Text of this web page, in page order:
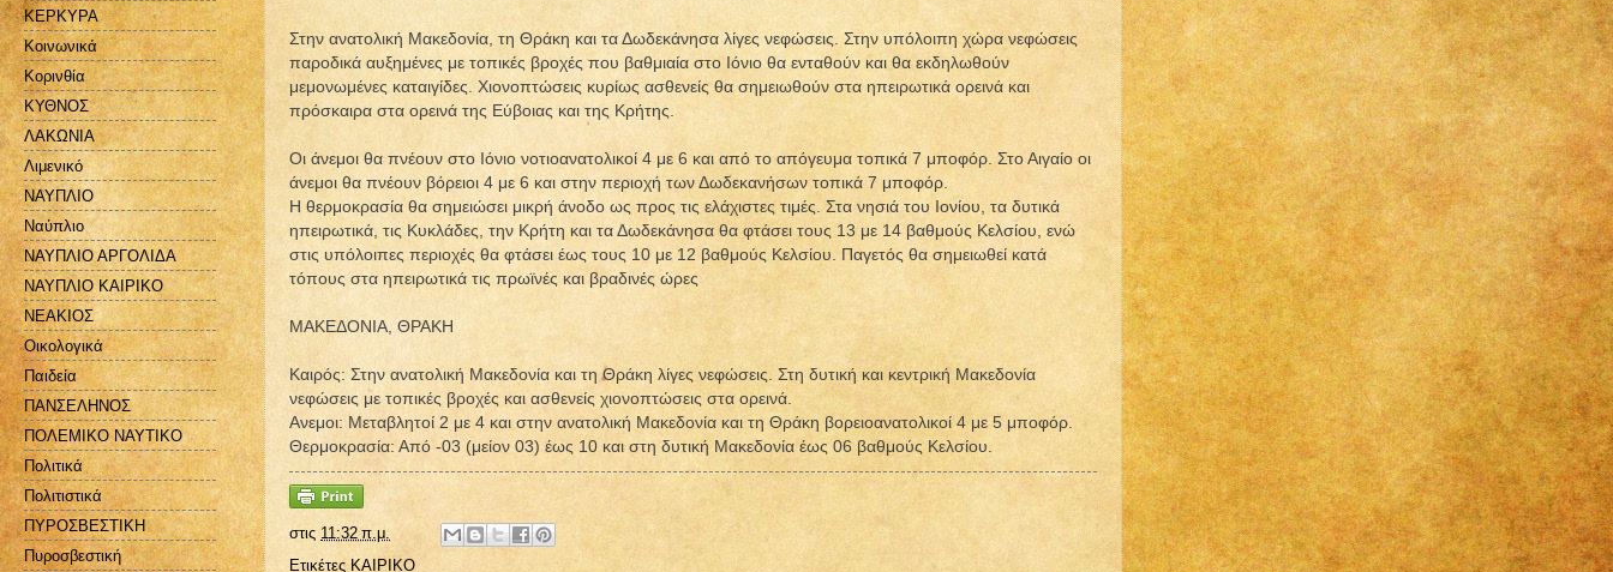
Στην ανατολική Μακεδονία, τη Θράκη και τα Δωδεκάνησα λίγες νεφώσεις. Στην υπόλοιπη χώρα νεφώσεις
παροδικά αυξημένες με τοπικές βροχές που βαθμιαία στο Ιόνιο θα ενταθούν και θα εκδηλωθούν
μεμονωμένες καταιγίδες. Χιονοπτώσεις κυρίως ασθενείς θα σημειωθούν στα ηπειρωτικά ορεινά και
πρόσκαιρα στα ορεινά της Εύβοιας και της Κρήτης.
Οι άνεμοι θα πνέουν στο Ιόνιο νοτιοανατολικοί 4 με 6 και από το απόγευμα τοπικά 7 μποφόρ. Στο Αιγαίο οι
άνεμοι θα πνέουν βόρειοι 4 με 6 και στην περιοχή των Δωδεκανήσων τοπικά 7 μποφόρ.
Η θερμοκρασία θα σημειώσει μικρή άνοδο ως προς τις ελάχιστες τιμές. Στα νησιά του Ιονίου, τα δυτικά
ηπειρωτικά, τις Κυκλάδες, την Κρήτη και τα Δωδεκάνησα θα φτάσει τους 13 με 14 βαθμούς Κελσίου, ενώ
στις υπόλοιπες περιοχές θα φτάσει έως τους 10 με 12 βαθμούς Κελσίου. Παγετός θα σημειωθεί κατά
τόπους στα ηπειρωτικά τις πρωϊνές και βραδινές ώρες
ΜΑΚΕΔΟΝΙΑ, ΘΡΑΚΗ
Καιρός: Στην ανατολική Μακεδονία και τη Θράκη λίγες νεφώσεις. Στη δυτική και κεντρική Μακεδονία
νεφώσεις με τοπικές βροχές και ασθενείς χιονοπτώσεις στα ορεινά.
Ανεμοι: Μεταβλητοί 2 με 4 και στην ανατολική Μακεδονία και τη Θράκη βορειοανατολικοί 4 με 5 μποφόρ.
Θερμοκρασία: Από -03 (μείον 03) έως 10 και στη δυτική Μακεδονία έως 06 βαθμούς Κελσίου.
στις 11:32 π.μ.
Ετικέτες ΚΑΙΡΙΚΟ
ΚΕΡΚΥΡΑ
Κοινωνικά
Κορινθία
ΚΥΘΝΟΣ
ΛΑΚΩΝΙΑ
Λιμενικό
ΝΑΥΠΛΙΟ
Ναύπλιο
ΝΑΥΠΛΙΟ ΑΡΓΟΛΙΔΑ
ΝΑΥΠΛΙΟ ΚΑΙΡΙΚΟ
ΝΕΑΚΙΟΣ
Οικολογικά
Παιδεία
ΠΑΝΣΕΛΗΝΟΣ
ΠΟΛΕΜΙΚΟ ΝΑΥΤΙΚΟ
Πολιτικά
Πολιτιστικά
ΠΥΡΟΣΒΕΣΤΙΚΗ
Πυροσβεστική